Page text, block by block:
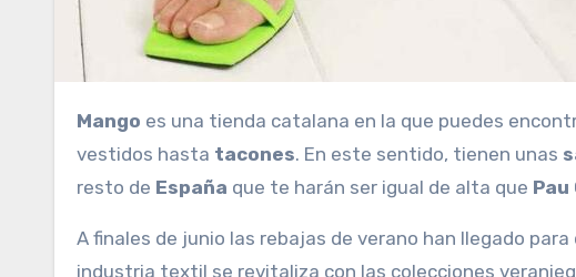
Mango es una tienda catalana en la que puedes
vestidos hasta tacones. En este sentido, tienen unas
resto de España que te harán ser igual de alta que Pau
A finales de junio las rebajas de verano han llegado
industria textil se revitaliza con las colecciones